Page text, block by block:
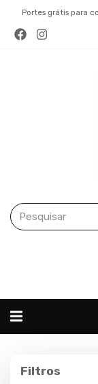
Portes grátis para
Alternar
Filtros